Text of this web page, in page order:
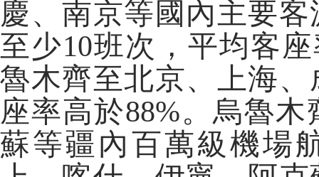
慶、南京等國內主要
至少10班次，平均客
魯木齊至北京、上海
座率高於88%。烏魯
蘇等疆內百萬級機場